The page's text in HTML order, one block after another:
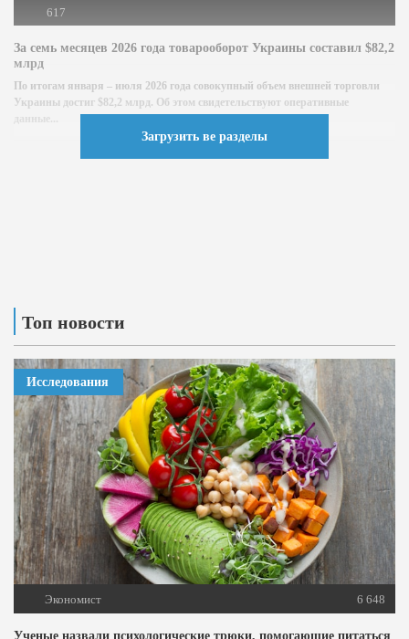
Топ новости
Исследования
Экономист 6 648
Ученые назвали психологические трюки, помогающие питаться
617
За семь месяцев 2026 года товарооборот Украины составил $82,2
млрд
По итогам января – июля 2026 года совокупный объем внешней торговли
Украины достиг $82,2 млрд. Об этом свидетельствуют оперативные
данные...
Загрузить ве разделы